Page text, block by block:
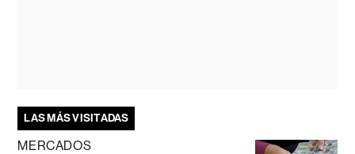
LAS MÁS VISITADAS
MERCADOS